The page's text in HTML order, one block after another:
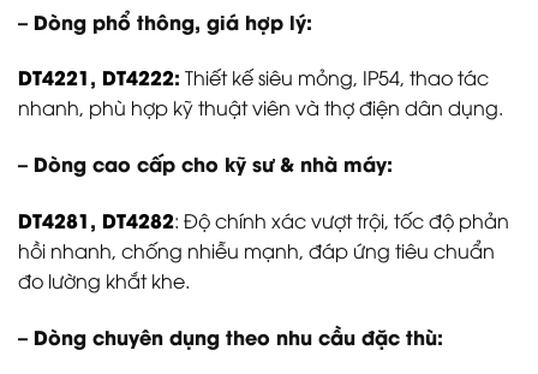
– Dòng phổ thông, giá hợp lý:
DT4221, DT4222: Thiết kế siêu mỏng, IP54, thao tác
nhanh, phù hợp kỹ thuật viên và thợ điện dân dụng.
– Dòng cao cấp cho kỹ sư & nhà máy:
DT4281, DT4282: Độ chính xác vượt trội, tốc độ phản
hồi nhanh, chống nhiễu mạnh, đáp ứng tiêu chuẩn
đo lường khắt khe.
– Dòng chuyên dụng theo nhu cầu đặc thù: